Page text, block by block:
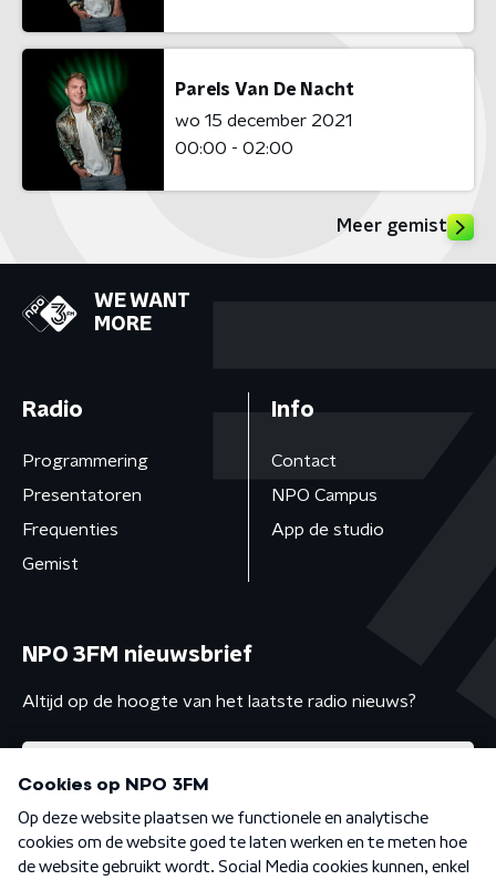
Parels Van De Nacht
wo 15 december 2021
00:00 - 02:00
Meer gemist
WE WANT
MORE
Radio
Programmering
Presentatoren
Frequenties
Gemist
Info
Contact
NPO Campus
App de studio
NPO 3FM nieuwsbrief
Altijd op de hoogte van het laatste radio nieuws?